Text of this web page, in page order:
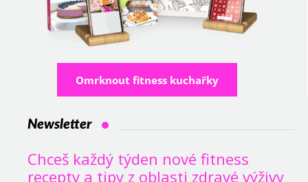
Omrknout fitness kuchařky
Newsletter
Chceš každý týden nové fitness
recepty a tipy z oblasti zdravé výživy